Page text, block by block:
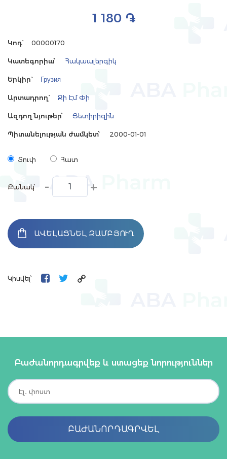
1 180 ֏
Կոդ` 00000170
Կատեգորիա՝ Հակաալերգիկ
Երկիր` Грузия
Արտադրող` Ջի Էմ Փի
Ազդող նյութեր՝ Ցետիրիզին
Պիտանելության ժամկետ՝ 2000-01-01
Տուփ Հատ
Քանակ՝ - +
ԱՎԵԼԱՑՆԵԼ ԶԱՄԲՅՈՒՂ
Կիսվել՝
Բաժանորդագրվեք և ստացեք նորություններ
ԲԱԺԱՆՈՐԴԱԳՐՎԵԼ